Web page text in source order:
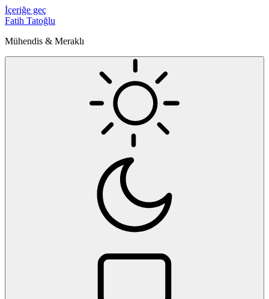
İçeriğe geç
Fatih Tatoğlu
Mühendis & Meraklı